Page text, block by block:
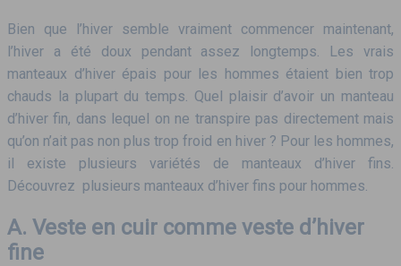
Bien que l’hiver semble vraiment commencer maintenant,
l’hiver a été doux pendant assez longtemps. Les vrais
manteaux d’hiver épais pour les hommes étaient bien trop
chauds la plupart du temps. Quel plaisir d’avoir un manteau
d’hiver fin, dans lequel on ne transpire pas directement mais
qu’on n’ait pas non plus trop froid en hiver ? Pour les hommes,
il existe plusieurs variétés de manteaux d’hiver fins.
Découvrez plusieurs manteaux d’hiver fins pour hommes.
A. Veste en cuir comme veste d’hiver
fine